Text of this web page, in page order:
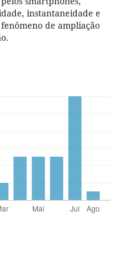
instantaneidade e
de ampliação